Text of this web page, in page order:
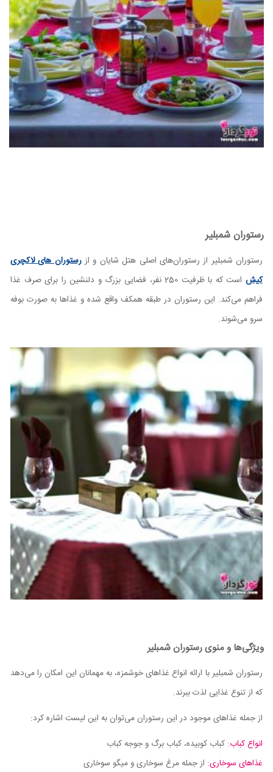
رستوران شمبلیر
رستوران شمبلیر از رستوران‌های اصلی هتل شایان و ازرستوران های لاکچری
کیش
است که با ظرفیت 250 نفر، فضایی بزرگ و دلنشین را برای صرف غذا
فراهم می‌کند. این رستوران در طبقه همکف واقع شده و غذاها به صورت بوفه
سرو می‌شوند.
ویژگی‌ها و منوی رستوران شمبلیر
رستوران شمبلیر با ارائه انواع غذاهای خوشمزه، به مهمانان این امکان را می‌دهد
که از تنوع غذایی لذت ببرند.
از جمله غذاهای موجود در این رستوران می‌توان به این لیست اشاره کرد:
انواع کباب: کباب کوبیده، کباب برگ و جوجه کباب
غذاهای سوخاری: از جمله مرغ سوخاری و میگو سوخاری